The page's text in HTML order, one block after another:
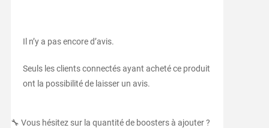
Il n’y a pas encore d’avis.
Seuls les clients connectés ayant acheté ce produit
ont la possibilité de laisser un avis.
🔧 Vous hésitez sur la quantité de boosters à ajouter ?